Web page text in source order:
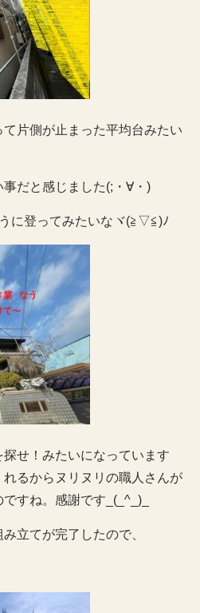
片側が止まった平均台みたい
だと感じました(;・∀・)
に登ってみたいなヾ(≧▽≦)ﾉ
せ！みたいになっています
るからヌリヌリの職人さんが
すね。感謝です_(_^_)_
立てが完了したので、